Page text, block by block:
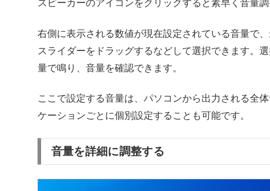
スピーカーのアイコンをクリックすると素早く音量調
右側に表示される数値が現在設定されている音量で
スライダーをドラッグするなどして選択できます。
量で鳴り、音量を確認できます。
ここで設定する音量は、パソコンから出力される全
ケーションごとに個別設定することも可能です。
音量を詳細に調整する